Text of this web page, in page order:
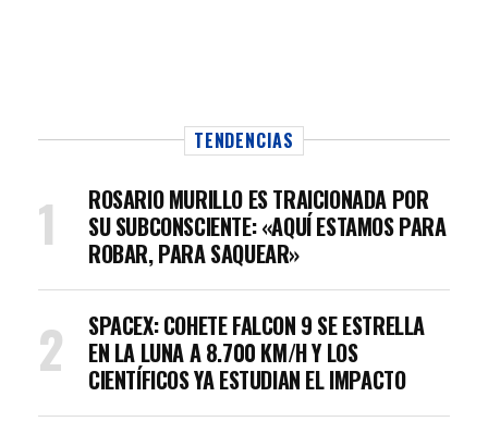
TENDENCIAS
ROSARIO MURILLO ES TRAICIONADA POR
SU SUBCONSCIENTE: «AQUÍ ESTAMOS PARA
ROBAR, PARA SAQUEAR»
SPACEX: COHETE FALCON 9 SE ESTRELLA
EN LA LUNA A 8.700 KM/H Y LOS
CIENTÍFICOS YA ESTUDIAN EL IMPACTO